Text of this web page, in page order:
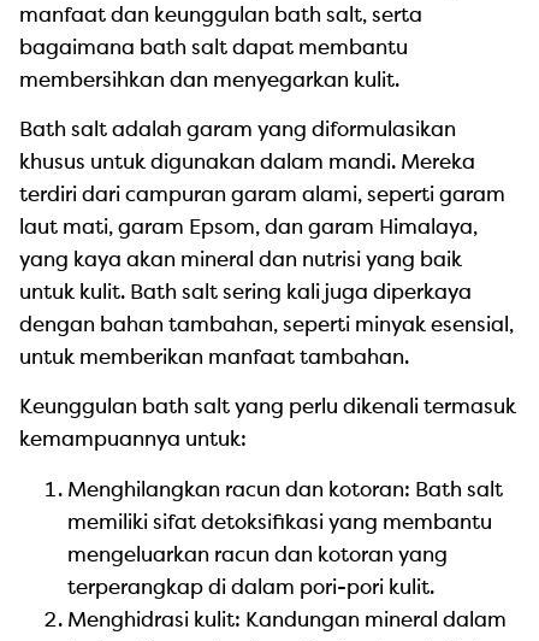
manfaat dan keunggulan bath salt, serta
bagaimana bath salt dapat membantu
membersihkan dan menyegarkan kulit.
Bath salt adalah garam yang diformulasikan
khusus untuk digunakan dalam mandi. Mereka
terdiri dari campuran garam alami, seperti garam
laut mati, garam Epsom, dan garam Himalaya,
yang kaya akan mineral dan nutrisi yang baik
untuk kulit. Bath salt sering kali juga diperkaya
dengan bahan tambahan, seperti minyak esensial,
untuk memberikan manfaat tambahan.
Keunggulan bath salt yang perlu dikenali termasuk
kemampuannya untuk:
Menghilangkan racun dan kotoran: Bath salt
memiliki sifat detoksifikasi yang membantu
mengeluarkan racun dan kotoran yang
terperangkap di dalam pori-pori kulit.
Menghidrasi kulit: Kandungan mineral dalam